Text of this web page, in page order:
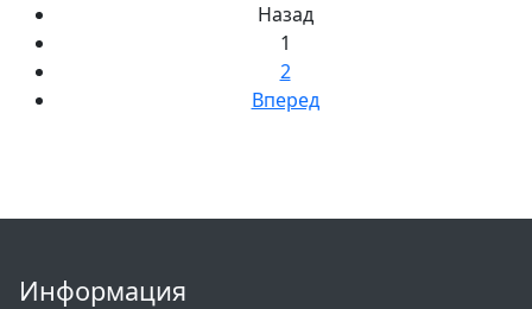
Назад
1
2
Вперед
Информация